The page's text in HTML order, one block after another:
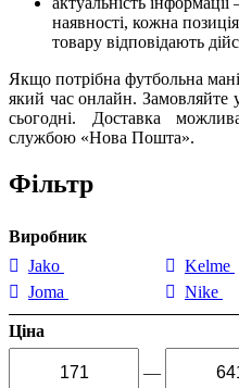
наявності, кожна
товару відповідають
Якщо потрібна футбольна
який час онлайн. Замовляйте
сьогодні. Доставка
службою «Нова Пошта».
Фільтр
Виробник
Jako
Joma
Kelme
Nike
Ціна
—